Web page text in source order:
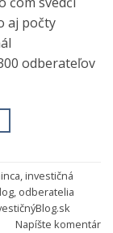
aj počty
odberateľov
,investičná
, odberatelia
Napíšte komentár